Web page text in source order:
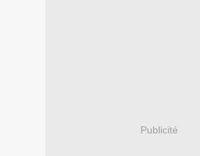
Publicité